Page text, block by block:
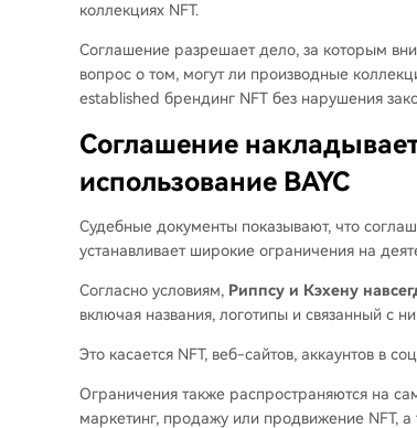
коллекциях NFT.
Соглашение разрешает дело, за которым
вопрос о том, могут ли производные
established брендинг NFT без нарушения
Соглашение
использование BAYC
Судебные документы показывают, что
устанавливает широкие ограничения на
Согласно условиям, Риппсу и Кэхену
включая названия, логотипы и связанный с
Это касается NFT, веб-сайтов, аккаунтов в
Ограничения также распространяются на
маркетинг, продажу или продвижение NFT,